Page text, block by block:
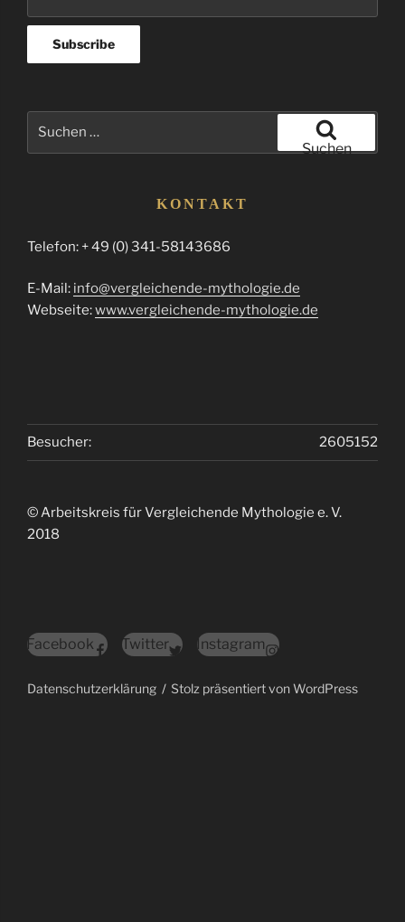
Suchen
KONTAKT
Telefon: + 49 (0) 341-58143686
E-Mail: info@vergleichende-mythologie.de
Webseite:www.vergleichende-mythologie.de
2605152
Besucher:
© Arbeitskreis für Vergleichende Mythologie e. V.
2018
Facebook Twitter Instagram
Datenschutzerklärung Stolz präsentiert von WordPress